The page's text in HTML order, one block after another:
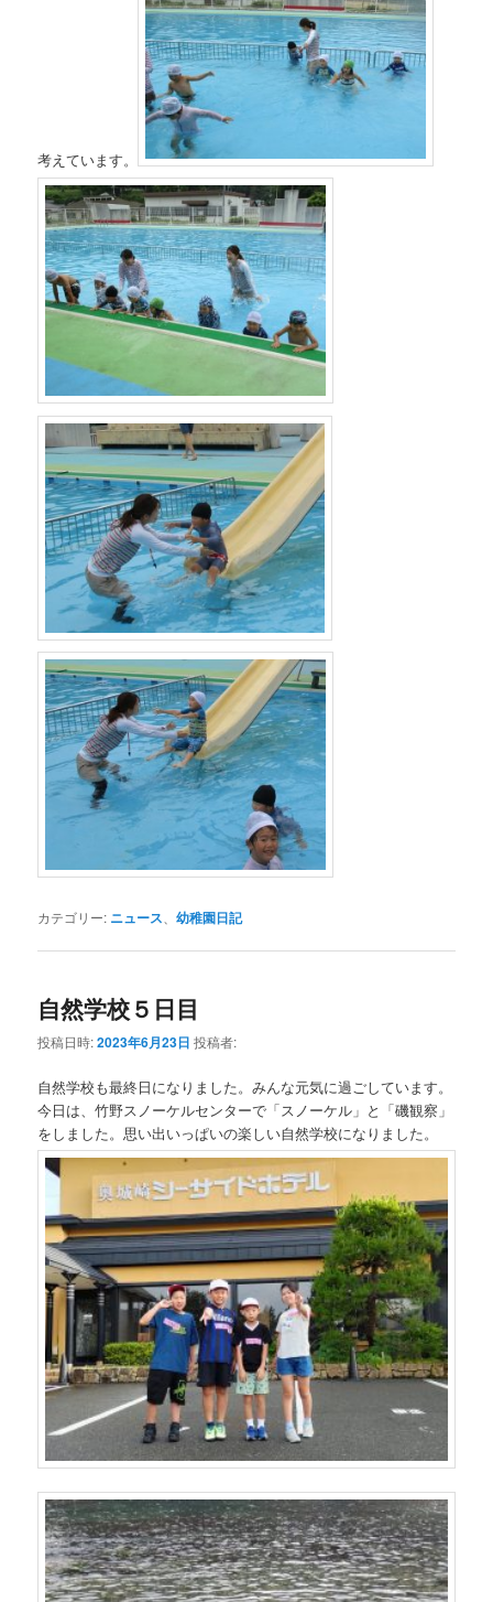
考えています。
カテゴリー: ニュース 、幼稚園日記
自然学校５日目
投稿日時:2023年6月23日 投稿者:
自然学校も最終日になりました。みんな元気に過ごしています。
今日は、竹野スノーケルセンターで「スノーケル」と「磯観察」
をしました。思い出いっぱいの楽しい自然学校になりました。